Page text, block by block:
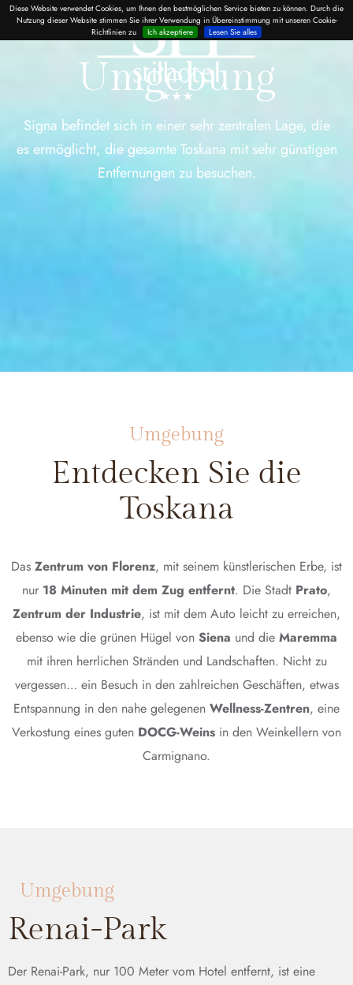
Diese Website verwendet Cookies, um Ihnen den bestmöglichen Service bieten zu können. Durch die
Nutzung dieser Website stimmen Sie ihrer Verwendung in Übereinstimmung mit unseren Cookie-
Richtlinien zu
Ich akzeptiere Lesen Sie alles
Umgebung
Signa befindet sich in einer sehr zentralen Lage, die
es ermöglicht, die gesamte Toskana mit sehr günstigen
Entfernungen zu besuchen.
Umgebung
Entdecken Sie die
Toskana
Das Zentrum von Florenz, mit seinem künstlerischen Erbe, ist
nur 18 Minuten mit dem Zug entfernt. Die Stadt Prato,
Zentrum der Industrie, ist mit dem Auto leicht zu erreichen,
ebenso wie die grünen Hügel von Siena und die Maremma
mit ihren herrlichen Stränden und Landschaften. Nicht zu
vergessen… ein Besuch in den zahlreichen Geschäften, etwas
Entspannung in den nahe gelegenen Wellness-Zentren, eine
Verkostung eines guten DOCG-Weins in den Weinkellern von
Carmignano.
Umgebung
Renai-Park
Der Renai-Park, nur 100 Meter vom Hotel entfernt, ist eine